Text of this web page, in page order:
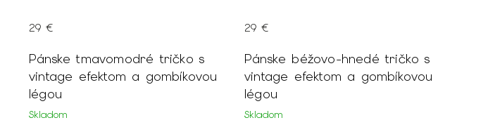
Pánske tmavomodré tričko s
vintage efektom a gombíkovou
légou
Skladom
29 €
Pánske béžovo-hnedé tričko s
vintage efektom a gombíkovou
légou
Skladom
29 €